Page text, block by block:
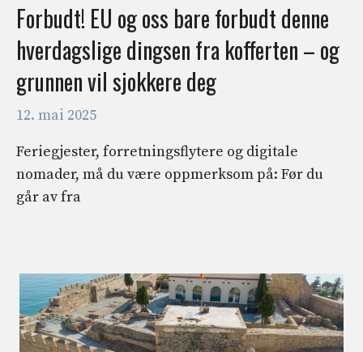
Forbudt! EU og oss bare forbudt denne
hverdagslige dingsen fra kofferten – og
grunnen vil sjokkere deg
12. mai 2025
Feriegjester, forretningsflytere og digitale
nomader, må du være oppmerksom på: Før du
går av fra